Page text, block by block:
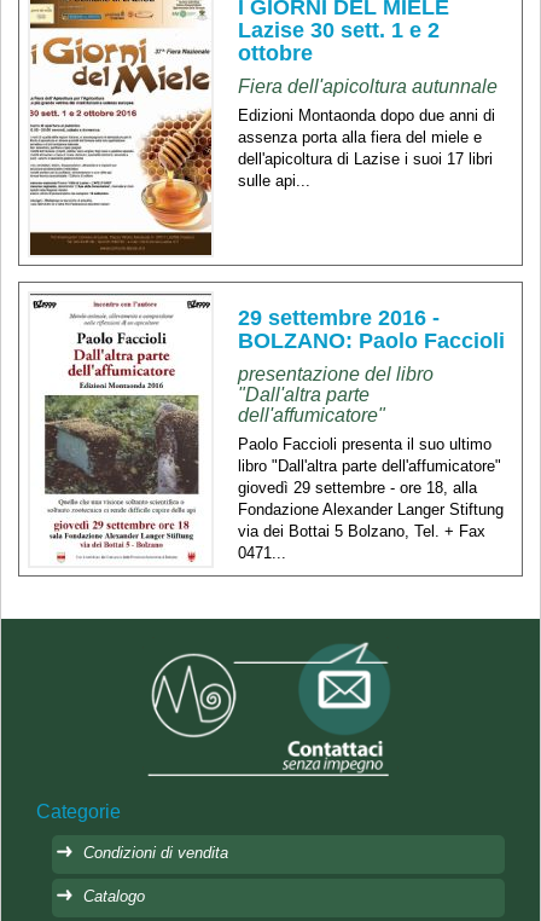
I GIORNI DEL MIELE
Lazise 30 sett. 1 e 2
ottobre
Fiera dell'apicoltura autunnale
Edizioni Montaonda dopo due anni di
assenza porta alla fiera del miele e
dell'apicoltura di Lazise i suoi 17 libri
sulle api...
29 settembre 2016 -
BOLZANO: Paolo Faccioli
presentazione del libro
"Dall'altra parte
dell'affumicatore"
Paolo Faccioli presenta il suo ultimo
libro "Dall'altra parte dell'affumicatore"
giovedì 29 settembre - ore 18, alla
Fondazione Alexander Langer Stiftung
via dei Bottai 5 Bolzano, Tel. + Fax
0471...
Categorie
Condizioni di vendita
Catalogo